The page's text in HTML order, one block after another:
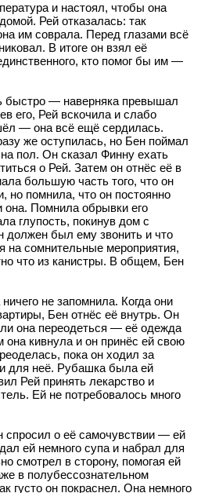
и настоял, чтобы она
Рей отказалась: так
им соврала. Перед глазами всё
В итоге он взял её
кто помог бы им —
быстро — наверняка превышал
его, Рей вскочила и слабо
— она всё ещё сердилась.
же оступилась, но Бен поймал
пол. Он сказал Финну ехать
о Рей. Затем он отнёс её в
большую часть того, что он
но помнила, что он постоянно
Помнила обрывки его
глупость, покинув дом с
должен был ему звонить и что
на сомнительные мероприятия,
что из канистры. В общем, Бен
не запомнила. Когда они
Бен отнёс её внутрь. Он
она переодеться — её одежда
кивнула и он принёс ей свою
пока он ходил за
для неё. Рубашка была ей
Рей принять лекарство и
Ей не потребовалось много
спросил о её самочувствии — ей
ей немного супа и набрал для
смотрел в сторону, помогая ей
в полубессознательном
густо он покраснел. Она немного